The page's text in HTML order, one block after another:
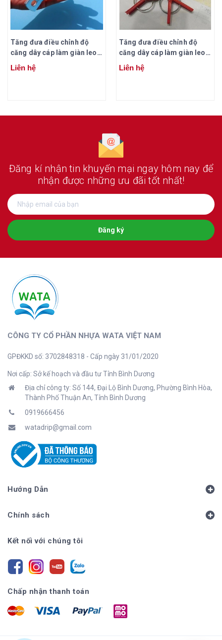
Tăng đưa điều chỉnh độ
căng dây cáp làm giàn leo (
mạ kẽm)
Liên hệ
Tăng đưa điều chỉnh độ
căng dây cáp làm giàn leo (
mạ kẽm)
Liên hệ
Đăng kí nhận tin khuyến mại ngay hôm nay để
nhận được những ưu đãi tốt nhất!
Đăng ký
CÔNG TY CỔ PHẦN NHỰA WATA VIỆT NAM
GPĐKKD số: 3702848318 - Cấp ngày 31/01/2020
Nơi cấp: Sở kế hoạch và đầu tư Tỉnh Bình Dương
Địa chỉ công ty: Số 144, Đại Lộ Bình Dương, Phường Bình Hòa,
Thành Phố Thuận An, Tỉnh Bình Dương
0919666456
watadrip@gmail.com
Hướng Dẫn
Chính sách
Kết nối với chúng tôi
Chấp nhận thanh toán